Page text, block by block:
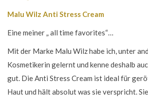
Malu Wilz Anti Stress Cream
Eine meiner „ all time favorites“…
Mit der Marke Malu Wilz habe ich, unter
Kosmetikerin gelernt und kenne deshalb
gut. Die Anti Stress Cream ist ideal für
Haut und hält absolut was sie verspricht.